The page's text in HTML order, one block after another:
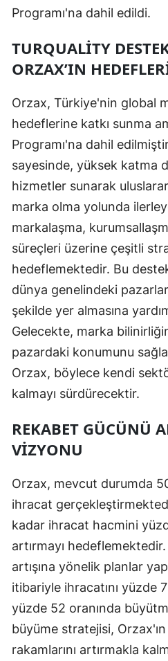
Programı'na dahil edildi.
TURQUALITY
ORZAX’IN
Orzax, Türkiye'nin global
hedeflerine katkı sunma
Programı'na dahil
sayesinde, yüksek katma
hizmetler sunarak
marka olma yolunda
markalaşma,
süreçleri üzerine çeşitli
hedeflemektedir. Bu
dünya genelindeki
şekilde yer almasına
Gelecekte, marka
pazardaki konumunu
Orzax, böylece kendi
kalmayı sürdürecektir.
REKABET GÜCÜNÜ
VIZYONU
Orzax, mevcut durumda
ihracat
kadar ihracat hacmini
artırmayı
artışına yönelik planlar
itibariyle ihracatını yüzde
yüzde 52 oranında
büyüme stratejisi,
rakamlarını artırmakla